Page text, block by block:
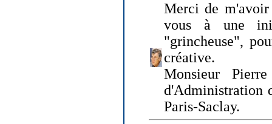
Merci de
vous à une
"grincheuse",
créative.
Monsieur
d'Administration
Paris-Saclay.